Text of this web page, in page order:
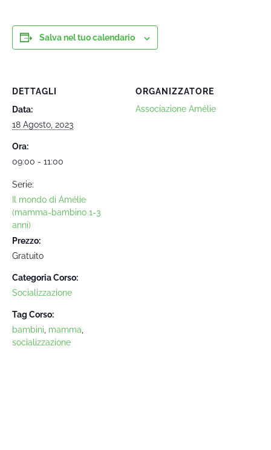
Salva nel tuo calendario
DETTAGLI
Data:
18 Agosto, 2023
Ora:
09:00 - 11:00
Serie:
Il mondo di Amélie
(mamma-bambino 1-3
anni)
Prezzo:
Gratuito
Categoria Corso:
Socializzazione
Tag Corso:
bambini mamma
socializzazione
ORGANIZZATORE
Associazione Amélie